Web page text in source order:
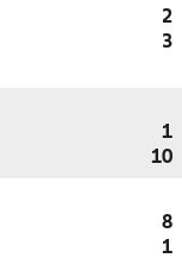
2
3
1
10
8
1